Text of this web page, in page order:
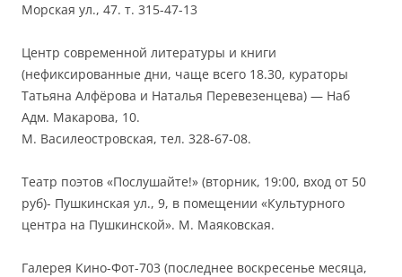
Морская ул., 47. т. 315-47-13
Центр современной литературы и книги
(нефиксированные дни, чаще всего 18.30, кураторы
Татьяна Алфёрова и Наталья Перевезенцева) — Наб
Адм. Макарова, 10.
М. Василеостровская, тел. 328-67-08.
Театр поэтов «Послушайте!» (вторник, 19:00, вход от 50
руб)- Пушкинская ул., 9, в помещении «Культурного
центра на Пушкинской». М. Маяковская.
Галерея Кино-Фот-703 (последнее воскресенье месяца,